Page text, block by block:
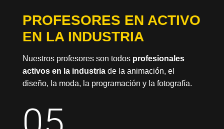
PROFESORES EN ACTIVO
EN LA INDUSTRIA
Nuestros profesores son todos profesionales
activos en la industriade la animación, el
diseño, la moda, la programación y la fotografía.